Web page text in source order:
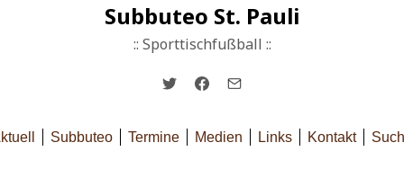
Subbuteo St. Pauli
:: Sporttischfußball ::
Subbuteo Termine Medien Links Kontakt